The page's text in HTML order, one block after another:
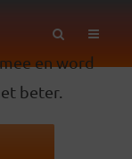
en word
beter.